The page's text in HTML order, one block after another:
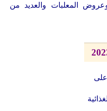
المعلبات والعديد من
على